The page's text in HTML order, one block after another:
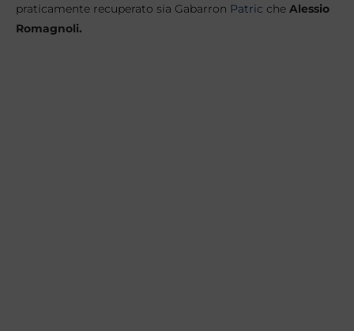
praticamente recuperato sia Gabarron Patric che Alessio
Romagnoli.